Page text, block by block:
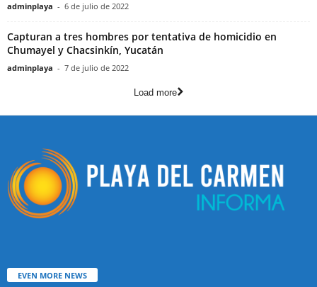
adminplaya - 6 de julio de 2022
Capturan a tres hombres por tentativa de homicidio en
Chumayel y Chacsinkín, Yucatán
adminplaya - 7 de julio de 2022
Load more
EVEN MORE NEWS